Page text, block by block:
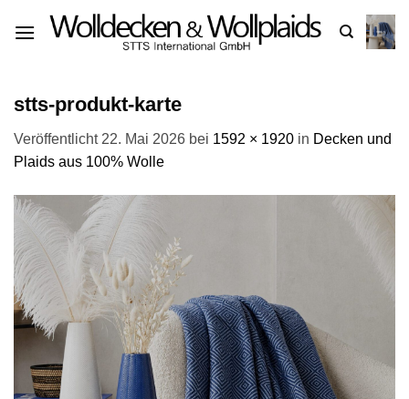
Inhalt
stts-produkt-karte
Veröffentlicht 22. Mai 2026 bei 1592 × 1920 in Decken und
Plaids aus 100% Wolle